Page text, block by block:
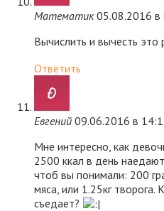
Математик 05.08.2016 в
Вычислить и вычесть это
Ответить
Евгений 09.06.2016 в
Мне интересно, как
2500 ккал в день
чтоб вы понимали: 200
мяса, или 1.25кг творога.
съедает?